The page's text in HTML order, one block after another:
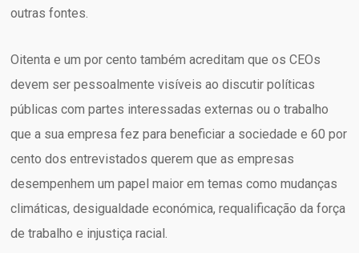
outras fontes.
Oitenta e um por cento também acreditam que os CEOs
devem ser pessoalmente visíveis ao discutir políticas
públicas com partes interessadas externas ou o trabalho
que a sua empresa fez para beneficiar a sociedade e 60 por
cento dos entrevistados querem que as empresas
desempenhem um papel maior em temas como mudanças
climáticas, desigualdade económica, requalificação da força
de trabalho e injustiça racial.